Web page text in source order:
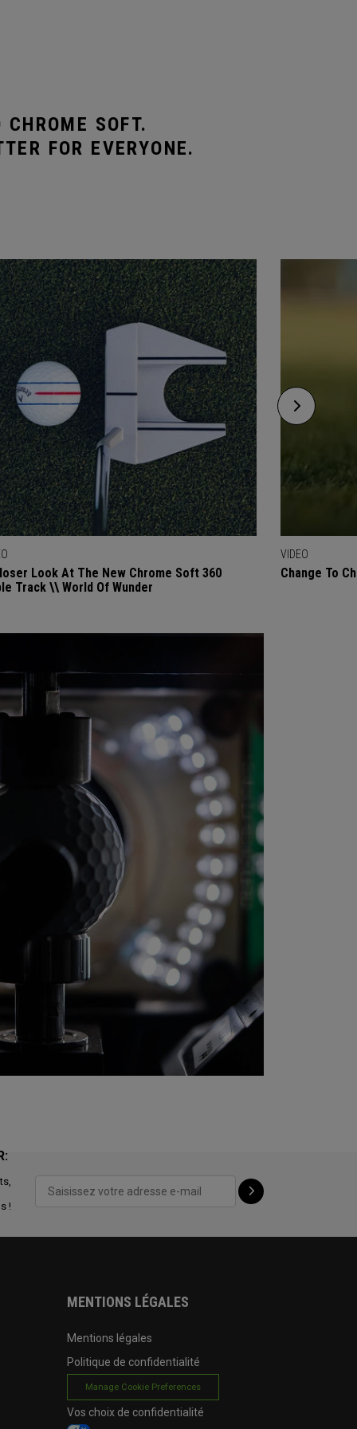
SOFT.
FOR EVERYONE.
Look At The New Chrome Soft 360
Track \\ World Of Wunder
VIDEO
Change To
!
MENTIONS LÉGALES
Mentions légales
Politique de confidentialité
Manage Cookie Preferences
Vos choix de confidentialité